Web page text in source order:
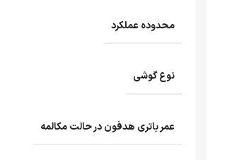
محدوده عملکرد
نوع گوشی
عمر باتری هدفون در حالت مکالمه